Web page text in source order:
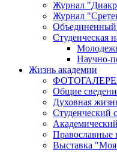
Журнал
Журнал
Объединенный
Студенческая
Научно-
Жизнь академии
Общие
Духовная
Студенческий
Православные
Выставка